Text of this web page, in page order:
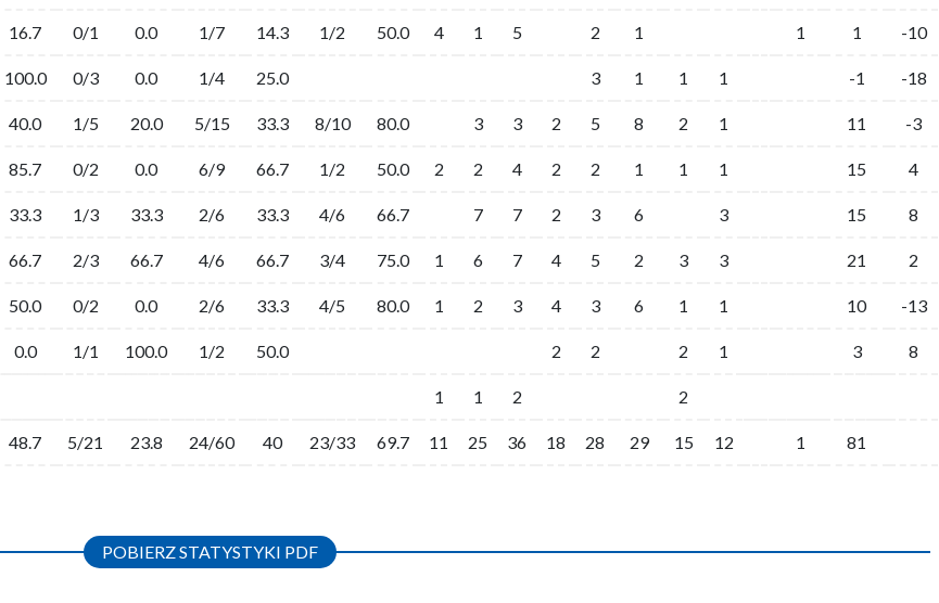
16.7 0/1 0.0 1/7 14.3 1/2 50.0 4 1 5 2 1 1 1 -10
100.0 0/3 0.0 1/4 25.0 3 1 1 1 -1 -18
40.0 1/5 20.0 5/15 33.3 8/10 80.0 3 3 2 5 8 2 1 11 -3
85.7 0/2 0.0 6/9 66.7 1/2 50.0 2 2 4 2 2 1 1 1 15 4
33.3 1/3 33.3 2/6 33.3 4/6 66.7 7 7 2 3 6 3 15 8
66.7 2/3 66.7 4/6 66.7 3/4 75.0 1 6 7 4 5 2 3 3 21 2
50.0 0/2 0.0 2/6 33.3 4/5 80.0 1 2 3 4 3 6 1 1 10 -13
0.0 1/1 100.0 1/2 50.0 2 2 2 1 3 8
1 1 2 2
48.7 5/21 23.8 24/60 40 23/33 69.7 11 25 36 18 28 29 15 12 1 81
POBIERZ STATYSTYKI PDF